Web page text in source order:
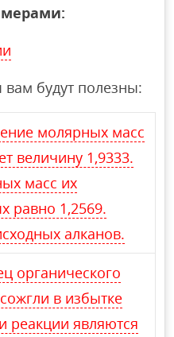
будут полезны:
молярных масс
величину 1,9333.
масс их
равно 1,2569.
алканов.
органического
в избытке
реакции являются